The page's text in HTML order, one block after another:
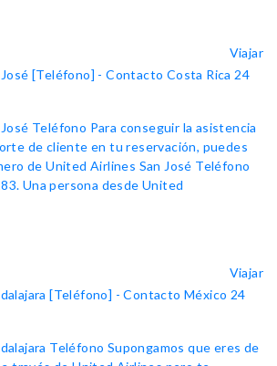
Viajar
[Teléfono] - Contacto Costa Rica 24
Teléfono Para conseguir la asistencia
de cliente en tu reservación, puedes
de United Airlines San José Teléfono
Una persona desde United
Viajar
[Teléfono] - Contacto México 24
Teléfono Supongamos que eres de